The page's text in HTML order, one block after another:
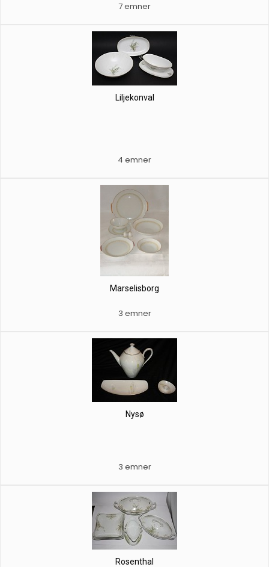
7 emner
Liljekonval
4 emner
Marselisborg
3 emner
Nysø
3 emner
Rosenthal